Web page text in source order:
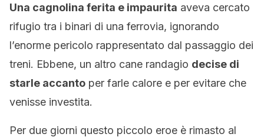
Una cagnolina ferita e impaurita aveva cercato
rifugio tra i binari di una ferrovia, ignorando
l’enorme pericolo rappresentato dal passaggio dei
treni. Ebbene, un altro cane randagio decise di
starle accanto per farle calore e per evitare che
venisse investita.
Per due giorni questo piccolo eroe è rimasto al